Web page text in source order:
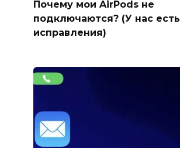
Почему мои AirPods не
подключаются? (У нас есть
исправления)